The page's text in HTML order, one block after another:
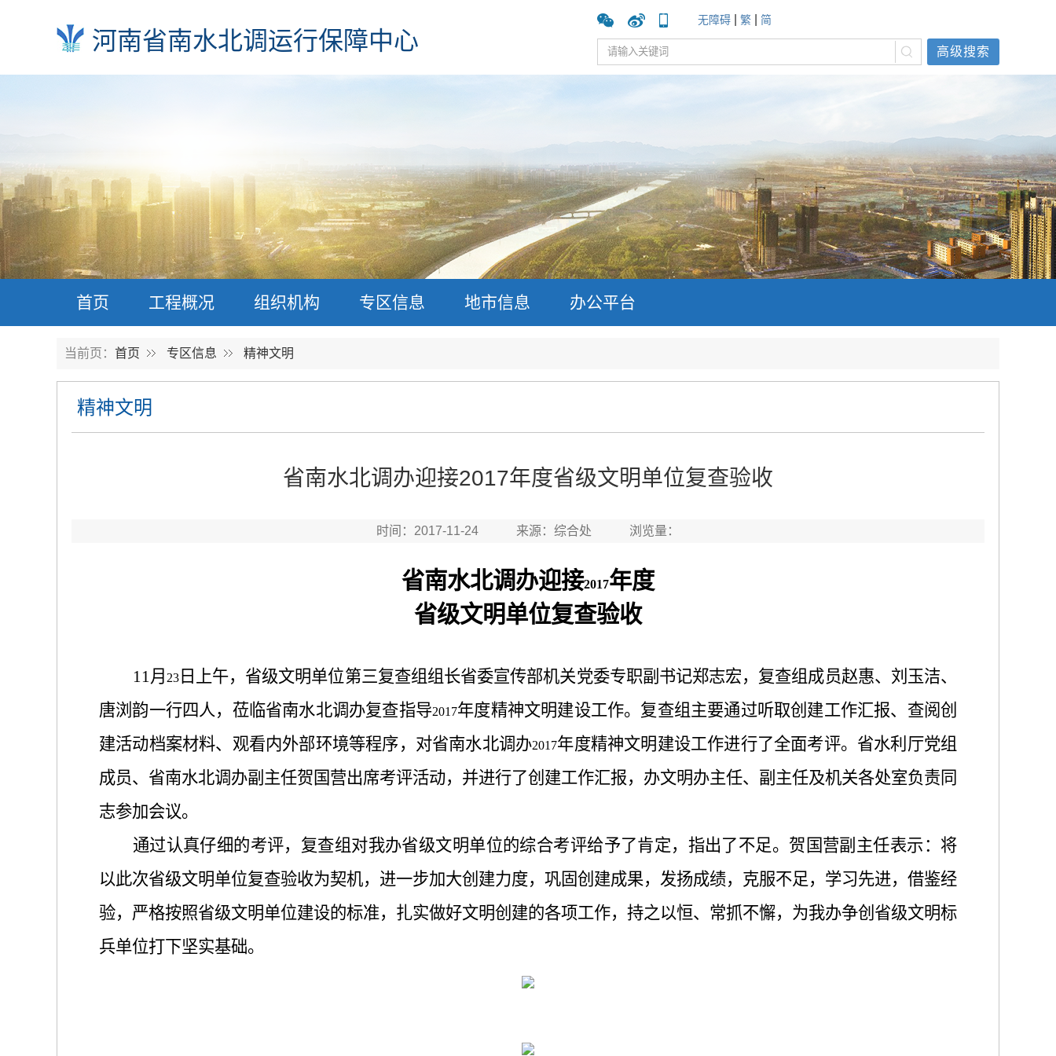
河南省南水北调运行保障中心
无障碍 繁 简
高级搜索
首页 工程概况 组织机构 专区信息 地市信息 办公平台
当前页： 首页 专区信息 精神文明
精神文明
省南水北调办迎接2017年度省级文明单位复查验收
时间：2017-11-24 来源：综合处 浏览量：
省南水北调办迎接2017年度
省级文明单位复查验收
11月 23日上午，省级文明单位第三复查组组长省委宣传部机关党委专职副书记郑志宏，复查组成员赵惠、刘玉洁、
唐浏韵一行四人，莅临省南水北调办复查指导2017年度精神文明建设工作。复查组主要通过听取创建工作汇报、查阅创
建活动档案材料、观看内外部环境等程序，对省南水北调办2017年度精神文明建设工作进行了全面考评。省水利厅党组
成员、省南水北调办副主任贺国营出席考评活动，并进行了创建工作汇报，办文明办主任、副主任及机关各处室负责同
志参加会议。
通过认真仔细的考评，复查组对我办省级文明单位的综合考评给予了肯定，指出了不足。贺国营副主任表示：将
以此次省级文明单位复查验收为契机，进一步加大创建力度，巩固创建成果，发扬成绩，克服不足，学习先进，借鉴经
验，严格按照省级文明单位建设的标准，扎实做好文明创建的各项工作，持之以恒、常抓不懈，为我办争创省级文明标
兵单位打下坚实基础。